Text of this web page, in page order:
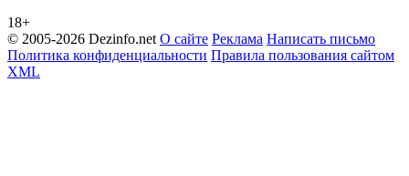
18+
© 2005-2026 Dezinfo.net О сайте Реклама Написать письмо
Политика конфиденциальности Правила пользования сайтом
XML